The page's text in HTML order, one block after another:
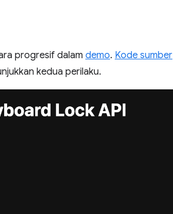
progresif dalam demo. Kode sumber
kedua perilaku.